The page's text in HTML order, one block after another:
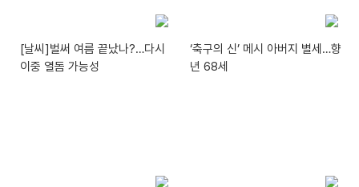
[날씨]벌써 여름 끝났나?…다시
이중 열돔 가능성
‘축구의 신’ 메시 아버지 별세…향
년 68세